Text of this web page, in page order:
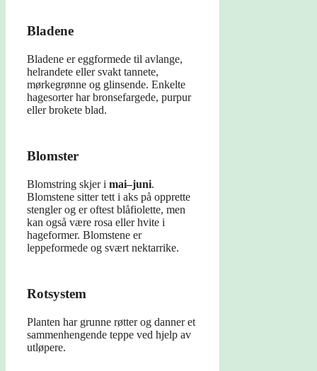
Bladene
Bladene er eggformede til avlange,
helrandete eller svakt tannete,
mørkegrønne og glinsende. Enkelte
hagesorter har bronsefargede, purpur
eller brokete blad.
Blomster
Blomstring skjer i mai–juni.
Blomstene sitter tett i aks på opprette
stengler og er oftest blåfiolette, men
kan også være rosa eller hvite i
hageformer. Blomstene er
leppeformede og svært nektarrike.
Rotsystem
Planten har grunne røtter og danner et
sammenhengende teppe ved hjelp av
utløpere.